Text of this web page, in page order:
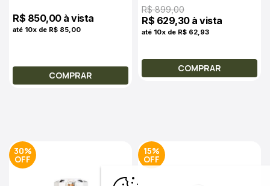
R$ 850,00 à vista
até 10x de R$ 85,00
COMPRAR
R$ 899,00
R$ 629,30 à vista
até 10x de R$ 62,93
COMPRAR
30% 15%